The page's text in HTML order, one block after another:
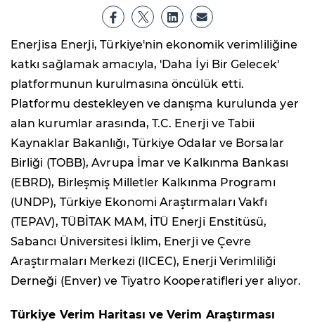
Enerjisa Enerji, Türkiye'nin ekonomik verimliliğine
katkı sağlamak amacıyla, 'Daha İyi Bir Gelecek'
platformunun kurulmasına öncülük etti.
Platformu destekleyen ve danışma kurulunda yer
alan kurumlar arasında, T.C. Enerji ve Tabii
Kaynaklar Bakanlığı, Türkiye Odalar ve Borsalar
Birliği (TOBB), Avrupa İmar ve Kalkınma Bankası
(EBRD), Birleşmiş Milletler Kalkınma Programı
(UNDP), Türkiye Ekonomi Araştırmaları Vakfı
(TEPAV), TÜBİTAK MAM, İTÜ Enerji Enstitüsü,
Sabancı Üniversitesi İklim, Enerji ve Çevre
Araştırmaları Merkezi (IICEC), Enerji Verimliliği
Derneği (Enver) ve Tiyatro Kooperatifleri yer alıyor.
Türkiye Verim Haritası ve Verim Araştırması